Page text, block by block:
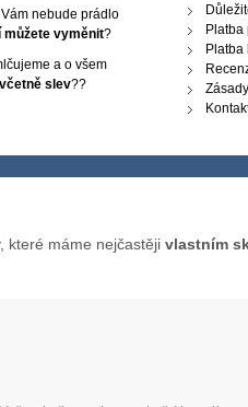
nebude prádlo
můžete vyměnit?
a o všem
včetně slev??
Platba
Platba
které máme nejčastěji vlastním